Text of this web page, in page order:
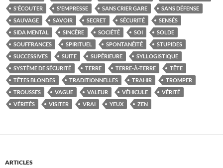
S'ÉCOUTER
S'EMPRESSE SANS CRIER GARE
SANS DÉFENSE
SAUVAGE
SAVOIR SECRET SÉCURITÉ
SENSÉS
SIDA MENTAL
SINCÈRE SOCIÉTÉ SOI
SOLDE
SOUFFRANCES
SPIRITUEL SPONTANÉITÉ
STUPIDES
SUCCESSIVES
SUITE SUPÉRIEURE
SYLLOGISTIQUE
SYSTÈME DE SÉCURITÉ
TERRE TERRE-À-TERRE
TÊTE
TÊTES BLONDES
TRADITIONNELLES TRAHIR
TROMPER
TROUSSES
VAGUE VALEUR VÉHICULE
VÉRITÉ
VÉRITÉS
VISITER VRAI YEUX ZEN
ARTICLES